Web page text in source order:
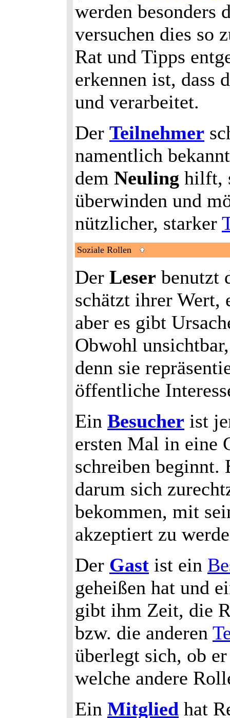
werden besonders
versuchen dies so
Rat und Tipps
erkennen ist, dass
und verarbeitet.
Der Teilnehmer
namentlich
dem Neuling hilft,
überwinden und
nützlicher, starker
Soziale Rollen
Der Leser benutzt
schätzt ihrer
aber es gibt
Obwohl
denn sie
öffentliche
Ein Besucher ist
ersten Mal in eine
schreiben beginnt.
darum sich
bekommen, mit
akzeptiert zu
Der Gast ist ein
geheißen hat und
gibt ihm Zeit, die
bzw. die anderen
überlegt sich, ob
welche andere
Ein Mitglied hat